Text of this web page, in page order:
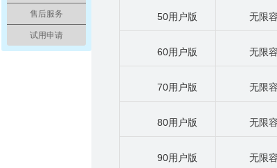
50用户版 无限
60用户版 无限
70用户版 无限
80用户版 无限
90用户版 无限
售后服务
试用申请